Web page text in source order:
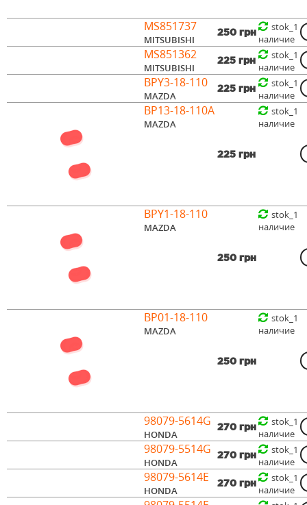
MS851737
MITSUBISHI
250 грн
stok_1
наличие
MS851362
MITSUBISHI
225 грн
stok_1
наличие
BPY3-18-110
MAZDA
225 грн
stok_1
наличие
BP13-18-110A
MAZDA
225 грн
stok_1
наличие
BPY1-18-110
MAZDA
250 грн
stok_1
наличие
BP01-18-110
MAZDA
250 грн
stok_1
наличие
98079-5614G
HONDA
270 грн
stok_1
наличие
98079-5514G
HONDA
270 грн
stok_1
наличие
98079-5614E
HONDA
270 грн
stok_1
наличие